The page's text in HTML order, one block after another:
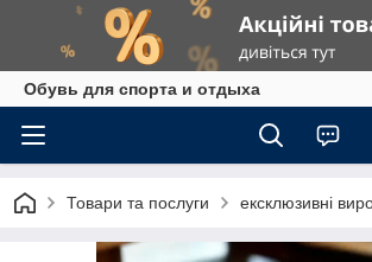
Обувь для спорта и отдыха
Товари та послуги ексклюзивні